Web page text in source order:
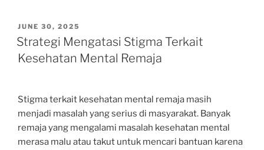
POSTED
ON
JUNE 30, 2025
Strategi Mengatasi Stigma Terkait
Kesehatan Mental Remaja
Stigma terkait kesehatan mental remaja masih
menjadi masalah yang serius di masyarakat. Banyak
remaja yang mengalami masalah kesehatan mental
merasa malu atau takut untuk mencari bantuan karena